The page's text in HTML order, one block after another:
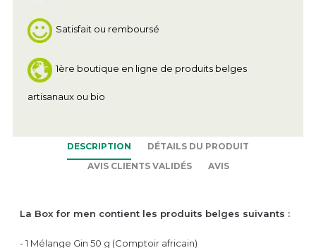
Satisfait ou remboursé
1ère boutique en ligne de produits belges
artisanaux ou bio
DESCRIPTION
DÉTAILS DU PRODUIT
AVIS CLIENTS VALIDÉS
AVIS
La Box for men contient les produits belges suivants :
- 1 Mélange Gin 50 g (Comptoir africain)